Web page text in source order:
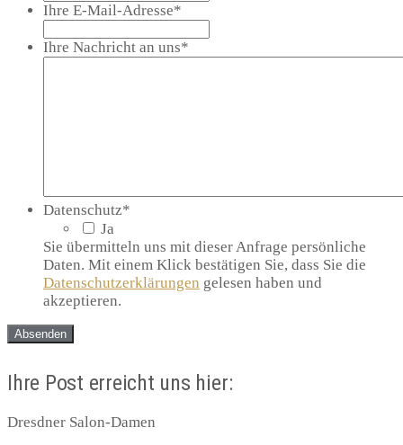
Ihre E-Mail-Adresse*
Ihre Nachricht an uns*
Datenschutz*
Ja
Sie übermitteln uns mit dieser Anfrage persönliche
Daten. Mit einem Klick bestätigen Sie, dass Sie die
Datenschutzerklärungen gelesen haben und
akzeptieren.
Ihre Post erreicht uns hier:
Dresdner Salon-Damen